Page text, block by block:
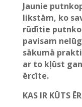
Jaunie
likstām, ko
rūdītie
pavisam
sākumā
ar to kļūst
ērcīte.
KAS IR KŪTS